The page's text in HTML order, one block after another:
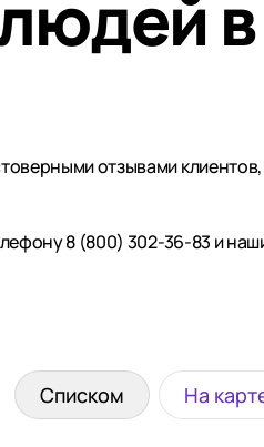
в
отзывами клиентов,
8 (800) 302-36-83 и
Списком На